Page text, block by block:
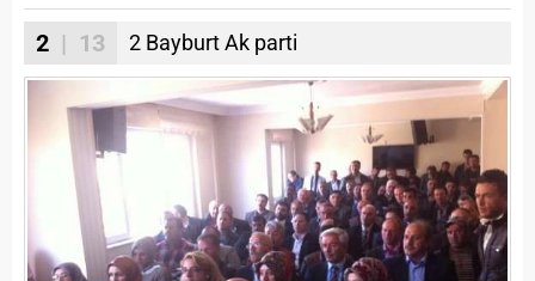
2 | 13 2 Bayburt Ak parti